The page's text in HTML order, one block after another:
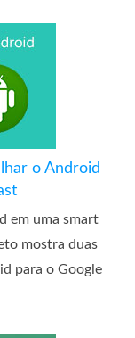
o Android
em uma smart
mostra duas
para o Google